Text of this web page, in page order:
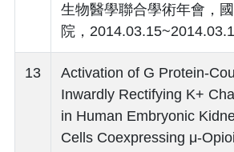
生物醫學聯合學術年會，
院，
13
Activation of G Protein-
Inwardly Rectifying K+
in Human Embryonic
Cells Coexpressing μ-